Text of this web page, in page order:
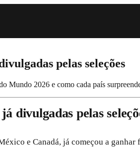
pelas seleções
Mundo 2026 e como cada país
divulgadas pelas
e Canadá, já começou a